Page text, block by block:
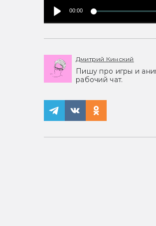
00:00
Дмитрий Кинский
Пишу про игры и
рабочий чат.